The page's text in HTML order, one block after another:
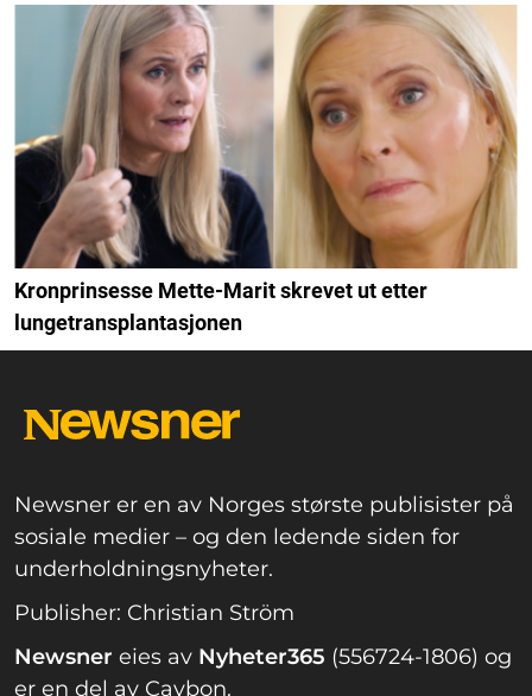
Kronprinsesse Mette-Marit skrevet ut etter
lungetransplantasjonen
Newsner er en av Norges største publisister på
sosiale medier – og den ledende siden for
underholdningsnyheter.
Publisher: Christian Ström
Newsner eies av Nyheter365 (556724-1806) og
er en del av Caybon.